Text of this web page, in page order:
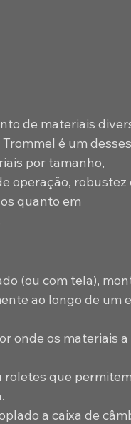
de materiais
é um desses
por tamanho,
operação, robustez
quanto em
(ou com tela),
ao longo de um
onde os materiais a
roletes que
a caixa de